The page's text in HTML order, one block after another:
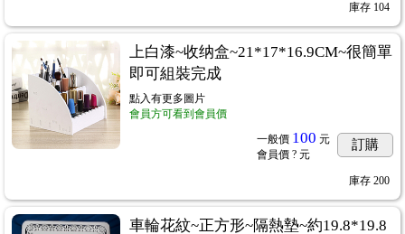
庫存 104
上白漆~收纳盒~21*17*16.9CM~很簡單
即可組裝完成
點入有更多圖片
會員方可看到會員價
一般價 100 元
會員價 ? 元
訂購
庫存 200
車輪花紋~正方形~隔熱墊~約19.8*19.8